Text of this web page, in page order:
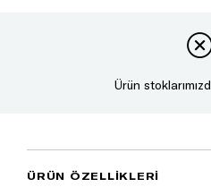
Ürün
ÜRÜN ÖZELLIKLERI